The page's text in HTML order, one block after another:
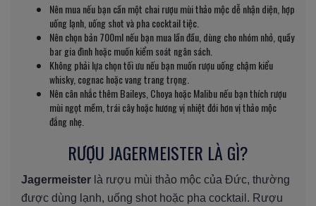
Nên mua nếu bạn cần một chai rượu mùi thảo mộc dễ nhận diện, hợp
uống lạnh, uống shot và pha cocktail tiệc.
Nên chọn bản 700ml nếu bạn mua lần đầu, dùng cho nhóm nhỏ, quầy
bar gia đình hoặc muốn kiểm soát ngân sách.
Không phải lựa chọn tối ưu nếu bạn muốn rượu uống chậm kiểu
whisky, cognac hoặc vang trang trọng.
Nên cân nhắc thêm Baileys, Choya hoặc Malibu nếu bạn thích rượu
mùi ngọt mềm, trái cây hoặc hương vị nhiệt đới hơn vị thảo mộc
đắng nhẹ.
RƯỢU JAGERMEISTER LÀ GÌ?
Jagermeister là rượu mùi thảo mộc của Đức, thường
được dùng lạnh, uống shot hoặc pha cocktail. Rượu